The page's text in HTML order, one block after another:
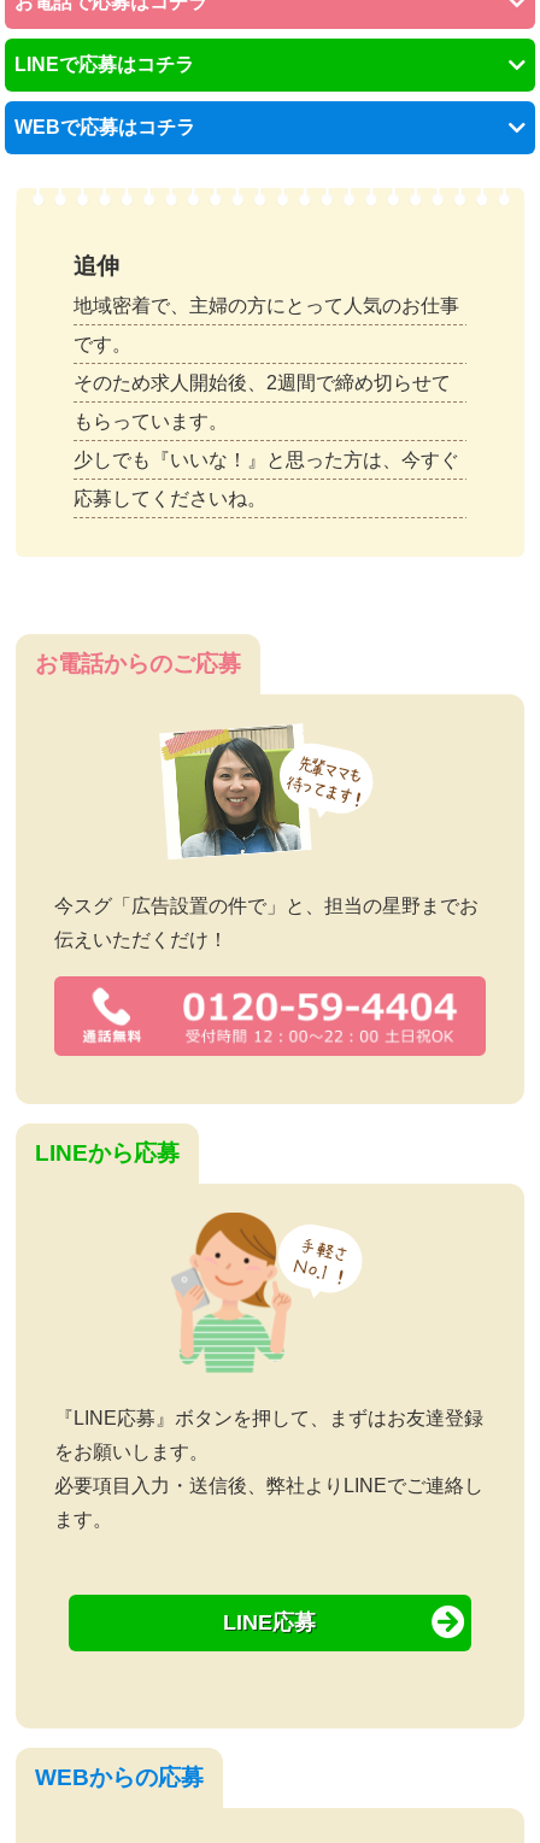
LINEで応募はコチラ
WEBで応募はコチラ
追伸
地域密着で、主婦の方にとって人気のお仕事
です。
そのため求人開始後、2週間で締め切らせて
もらっています。
少しでも『いいな！』と思った方は、今すぐ
応募してくださいね。
お電話からのご応募
今スグ「広告設置の件で」と、担当の星野までお
伝えいただくだけ！
LINEから応募
『LINE応募』ボタンを押して、まずはお友達登録
をお願いします。
必要項目入力・送信後、弊社よりLINEでご連絡し
ます。
LINE応募
WEBからの応募